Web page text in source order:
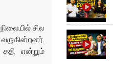
சில
என்றும்